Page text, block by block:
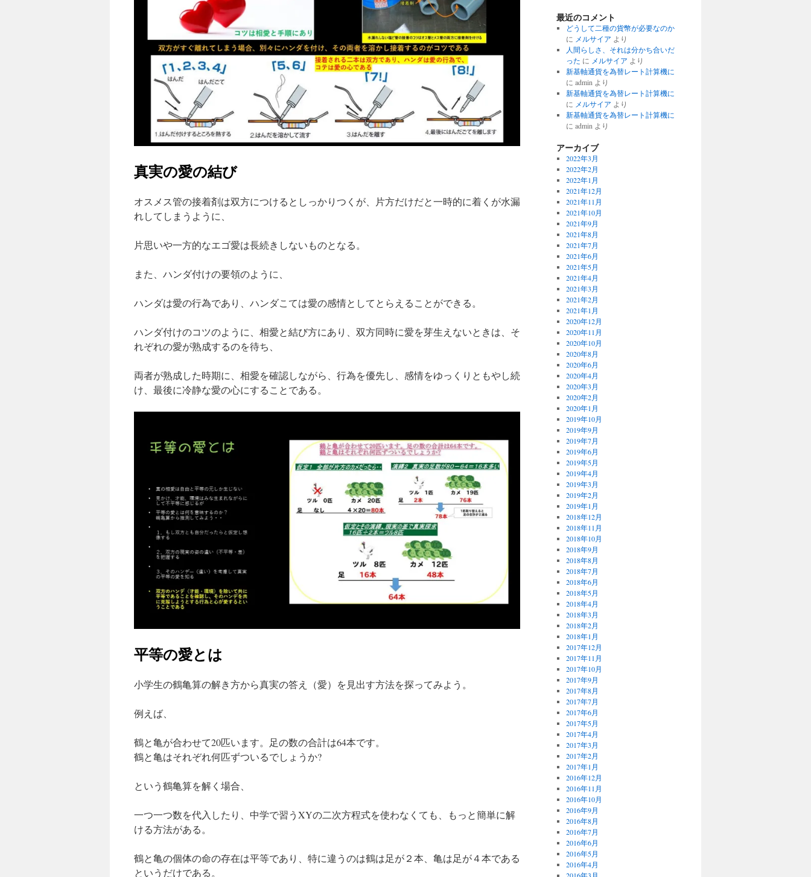
真実の愛の結び
オスメス管の接着剤は双方につけるとしっかりつくが、片方だけだと一時的に着くが水漏
れしてしまうように、
片思いや一方的なエゴ愛は長続きしないものとなる。
また、ハンダ付けの要領のように、
ハンダは愛の行為であり、ハンダこては愛の感情としてとらえることができる。
ハンダ付けのコツのように、相愛と結び方にあり、双方同時に愛を芽生えないときは、そ
れぞれの愛が熟成するのを待ち、
両者が熟成した時期に、相愛を確認しながら、行為を優先し、感情をゆっくりともやし続
け、最後に冷静な愛の心にすることである。
平等の愛とは
小学生の鶴亀算の解き方から真実の答え（愛）を見出す方法を探ってみよう。
例えば、
鶴と亀が合わせて20匹います。足の数の合計は64本です。
鶴と亀はそれぞれ何匹ずついるでしょうか?
という鶴亀算を解く場合、
一つ一つ数を代入したり、中学で習うXYの二次方程式を使わなくても、もっと簡単に解
ける方法がある。
鶴と亀の個体の命の存在は平等であり、特に違うのは鶴は足が２本、亀は足が４本である
というだけである。
最近のコメント
どうして二種の貨幣が必要なのか
に メルサイア より
人間らしさ、それは分かち合いだ
った に メルサイア より
新基軸通貨を為替レート計算機に
に admin より
新基軸通貨を為替レート計算機に
に メルサイア より
新基軸通貨を為替レート計算機に
に admin より
アーカイブ
2022年3月
2022年2月
2022年1月
2021年12月
2021年11月
2021年10月
2021年9月
2021年8月
2021年7月
2021年6月
2021年5月
2021年4月
2021年3月
2021年2月
2021年1月
2020年12月
2020年11月
2020年10月
2020年8月
2020年6月
2020年4月
2020年3月
2020年2月
2020年1月
2019年10月
2019年9月
2019年7月
2019年6月
2019年5月
2019年4月
2019年3月
2019年2月
2019年1月
2018年12月
2018年11月
2018年10月
2018年9月
2018年8月
2018年7月
2018年6月
2018年5月
2018年4月
2018年3月
2018年2月
2018年1月
2017年12月
2017年11月
2017年10月
2017年9月
2017年8月
2017年7月
2017年6月
2017年5月
2017年4月
2017年3月
2017年2月
2017年1月
2016年12月
2016年11月
2016年10月
2016年9月
2016年8月
2016年7月
2016年6月
2016年5月
2016年4月